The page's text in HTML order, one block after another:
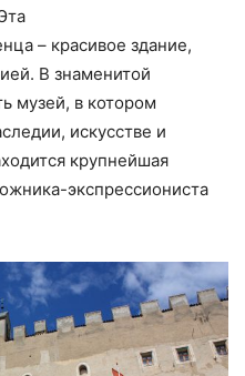
– красивое здание,
В знаменитой
музей, в котором
искусстве и
крупнейшая
экспрессиониста